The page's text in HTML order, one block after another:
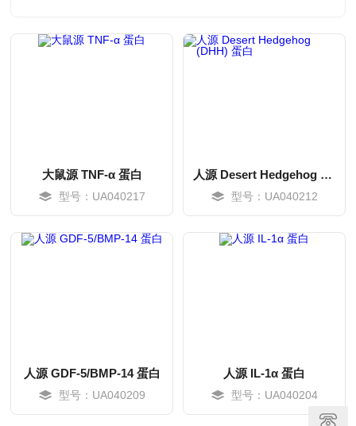
大鼠源 TNF-α 蛋白
型号：UA040217
人源 Desert Hedgehog (DHH) 蛋白
型号：UA040212
人源 GDF-5/BMP-14 蛋白
型号：UA040209
人源 IL-1α 蛋白
型号：UA040204